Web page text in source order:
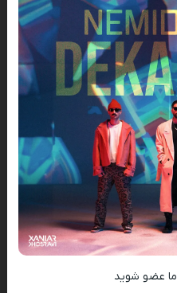
ما عضو شوید